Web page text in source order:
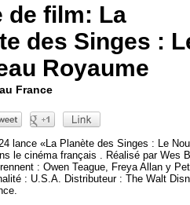
de film: La
des Singes :
Royaume
France
lance «La Planète des Singes : Le
le cinéma français . Réalisé par Wes
: Owen Teague, Freya Allan y
: U.S.A. Distributeur : The Walt